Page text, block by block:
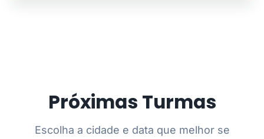
Próximas Turmas
Escolha a cidade e data que melhor se